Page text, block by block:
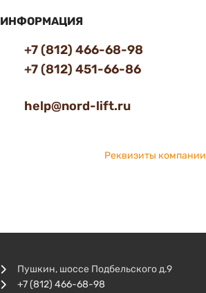
ИНФОРМАЦИЯ
+7 (812) 466-68-98
+7 (812) 451-66-86
help@nord-lift.ru
Реквизиты компании
Пушкин, шоссе Подбельского д.9
+7 (812) 466-68-98